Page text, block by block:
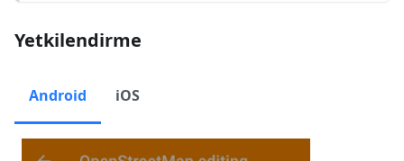
Yetkilendirme
Android iOS